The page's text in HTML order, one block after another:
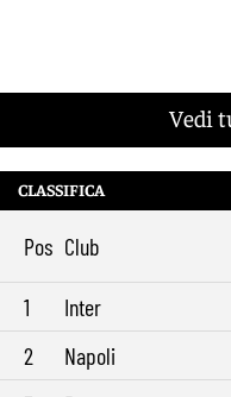
Vedi
CLASSIFICA
Pos Club
1 Inter
2
Napoli